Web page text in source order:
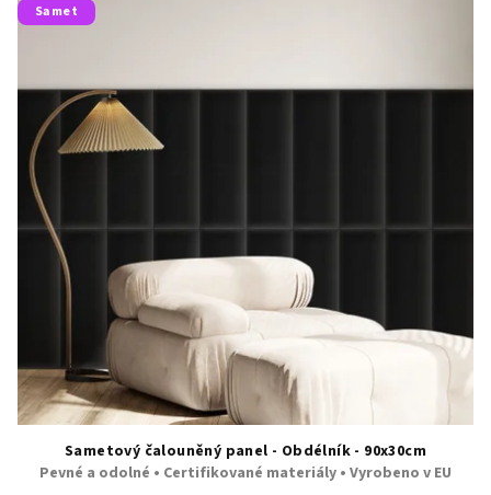
Samet
Sametový čalouněný panel - Obdélník - 90x30cm
Pevné a odolné • Certifikované materiály • Vyrobeno v EU